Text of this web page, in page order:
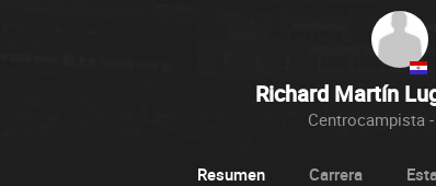
Richard Martín
Centrocampista
Resumen Carrera